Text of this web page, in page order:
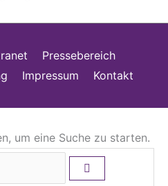
Pressebereich
Impressum Kontakt
um eine Suche zu starten.